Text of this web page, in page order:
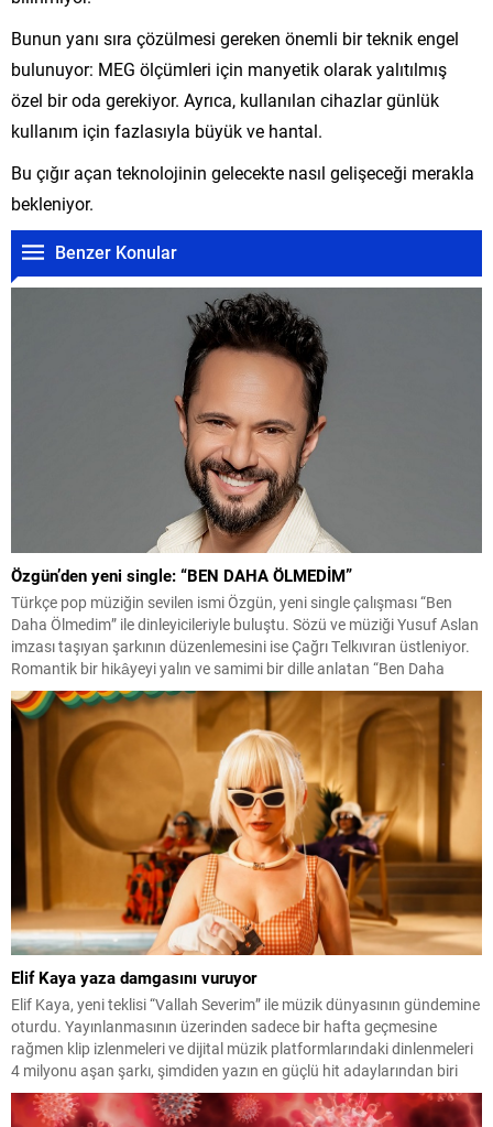
Bunun yanı sıra çözülmesi gereken önemli bir teknik engel
bulunuyor: MEG ölçümleri için manyetik olarak yalıtılmış
özel bir oda gerekiyor. Ayrıca, kullanılan cihazlar günlük
kullanım için fazlasıyla büyük ve hantal.
Bu çığır açan teknolojinin gelecekte nasıl gelişeceği merakla
bekleniyor.
Benzer Konular
Özgün’den yeni single: “BEN DAHA ÖLMEDİM”
Türkçe pop müziğin sevilen ismi Özgün, yeni single çalışması “Ben
Daha Ölmedim” ile dinleyicileriyle buluştu. Sözü ve müziği Yusuf Aslan
imzası taşıyan şarkının düzenlemesini ise Çağrı Telkıvıran üstleniyor.
Romantik bir hikâyeyi yalın ve samimi bir dille anlatan “Ben Daha
Ölmedim”, beklemekten vazgeçmeyen ve sevgisini her şeye rağmen
içinde yaşatmaya devam...
Elif Kaya yaza damgasını vuruyor
Elif Kaya, yeni teklisi “Vallah Severim” ile müzik dünyasının gündemine
oturdu. Yayınlanmasının üzerinden sadece bir hafta geçmesine
rağmen klip izlenmeleri ve dijital müzik platformlarındaki dinlenmeleri
4 milyonu aşan şarkı, şimdiden yazın en güçlü hit adaylarından biri
olarak gösteriliyor. Enerjik altyapısı, hareketli ritmi ve ilk dinleyişte
akıllara kazınan nakaratıyla dikkat çeken...